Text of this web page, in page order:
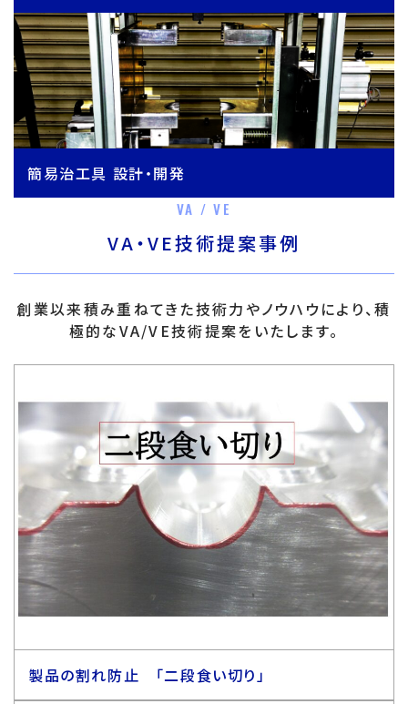
簡易治工具 設計・開発
VA / VE
VA・VE技術提案事例
創業以来積み重ねてきた技術力やノウハウにより、積
極的なVA/VE技術提案をいたします。
製品の割れ防止 「二段食い切り」